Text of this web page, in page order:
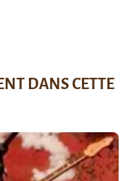
DANS CETTE